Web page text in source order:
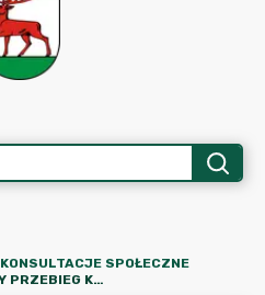
KONSULTACJE SPOŁECZNE
RAPORT PODSUMOWUJĄCY PRZEBIEG KONSULTACJI SPOŁECZNYCH PROJEKTU MIEJSCOWEGO PLANU ZAGOSPODAROWANIA PRZESTRZENNEGO DLA ODNAWIALNYCH ŹRÓDEŁ ENERGII (OZE) DLA CZĘŚCI OBRĘBU EWIDENCYJNEGO NR 0006 - KOWALÓW, GMINA RZEPIN - ETAP I